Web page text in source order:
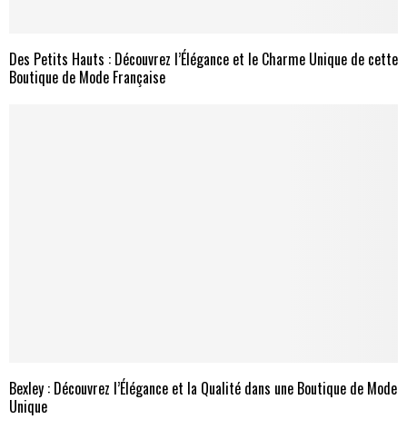
Des Petits Hauts : Découvrez l’Élégance et le Charme Unique de cette
Boutique de Mode Française
Bexley : Découvrez l’Élégance et la Qualité dans une Boutique de Mode
Unique